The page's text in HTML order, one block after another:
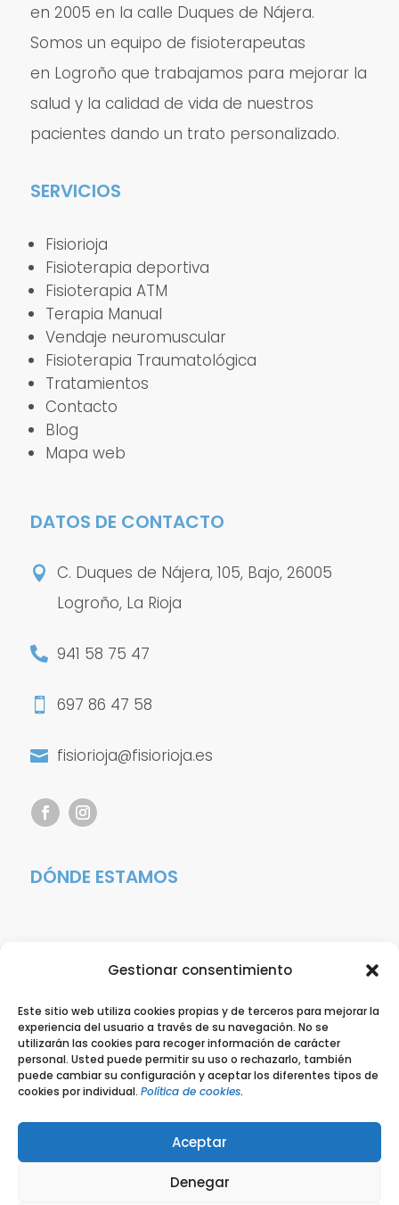
Gestionar consentimiento
Este sitio web utiliza cookies propias y de terceros para mejorar la
experiencia del usuario a través de su navegación. No se
utilizarán las cookies para recoger información de carácter
personal. Usted puede permitir su uso o rechazarlo, también
puede cambiar su configuración y aceptar los diferentes tipos de
cookies por individual. Política de cookies.
Aceptar
Denegar
en 2005 en la calle Duques de Nájera.
Somos un equipo de fisioterapeutas
en Logroño que trabajamos para mejorar la
salud y la calidad de vida de nuestros
pacientes dando un trato personalizado.
SERVICIOS
Fisiorioja
Fisioterapia deportiva
Fisioterapia ATM
Terapia Manual
Vendaje neuromuscular
Fisioterapia Traumatológica
Tratamientos
Contacto
Blog
Mapa web
DATOS DE CONTACTO

C. Duques de Nájera, 105, Bajo, 26005
Logroño, La Rioja
 941 58 75 47
 697 86 47 58
 fisiorioja@fisiorioja.es
DÓNDE ESTAMOS
Hola, ¿En qué podemos ayudarte?